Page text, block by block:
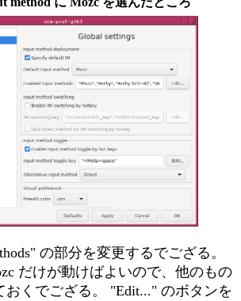
の部分を変更するでござる。
だけが動けばよいので、他のもの
おくでござる。 "Edit..." のボタンを